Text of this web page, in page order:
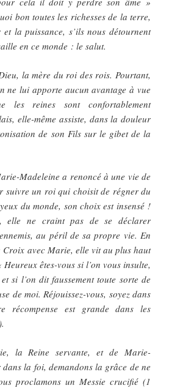
bon toutes les richesses de la terre,
la puissance, s’ils nous détournent
en ce monde : le salut.
la mère du roi des rois. Pourtant,
ne lui apporte aucun avantage à vue
les reines sont confortablement
elle-même assiste, dans la douleur
de son Fils sur le gibet de la
Madeleine a renoncé à une vie de
suivre un roi qui choisit de régner du
du monde, son choix est insensé !
elle ne craint pas de se déclarer
au péril de sa propre vie. En
Croix avec Marie, elle vit au plus haut
êtes-vous si l’on vous insulte,
si l’on dit faussement toute sorte de
de moi. Réjouissez-vous, soyez dans
récompense est grande dans les
la Reine servante, et de Marie-
la foi, demandons la grâce de ne
proclamons un Messie crucifié (1